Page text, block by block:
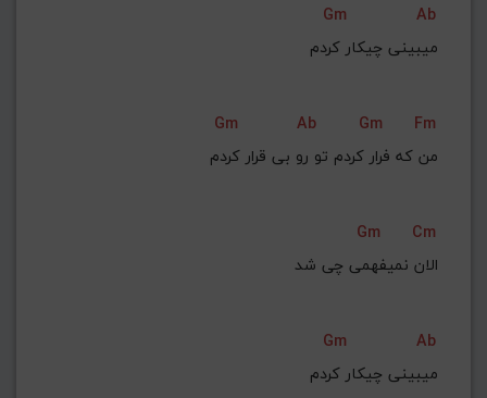
Gm
Ab
میبینی چیکار کردم
Gm Ab Gm
Fm
Gm
Cm
الان نمیفهمی چی شد
Gm
Ab
میبینی چیکار کردم